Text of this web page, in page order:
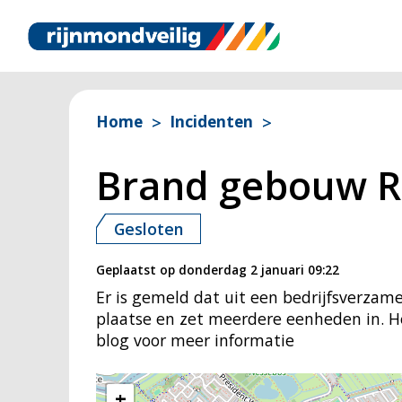
Home Incidenten
Brand gebouw
Gesloten
Geplaatst op donderdag 2 januari 09:22
Er is gemeld dat uit een
plaatse en zet meerdere eenheden in.
blog voor meer informatie